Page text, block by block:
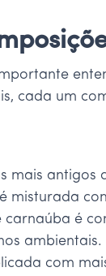
cada um
mais
misturada
é
com